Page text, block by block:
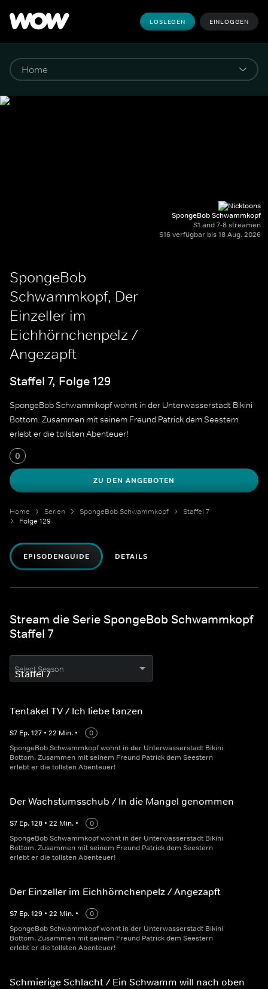
LOSLEGEN EINLOGGEN
SpongeBob Schwammkopf
S1 and 7-8 streamen
S16 verfügbar bis 18 Aug. 2026
SpongeBob
Schwammkopf, Der
Einzeller im
Eichhörnchenpelz /
Angezapft
Staffel 7, Folge 129
SpongeBob Schwammkopf wohnt in der Unterwasserstadt Bikini
Bottom. Zusammen mit seinem Freund Patrick dem Seestern
erlebt er die tollsten Abenteuer!
0
ZU DEN ANGEBOTEN
Home Serien SpongeBob Schwammkopf
Staffel 7
Folge 129
EPISODENGUIDE DETAILS
Stream die Serie SpongeBob Schwammkopf
Staffel 7
Select Season
Tentakel TV / Ich liebe tanzen
S7 Ep.127 • 22 Min. •
0
SpongeBob Schwammkopf wohnt in der Unterwasserstadt Bikini
Bottom. Zusammen mit seinem Freund Patrick dem Seestern
erlebt er die tollsten Abenteuer!
Der Wachstumsschub / In die Mangel genommen
S7 Ep.128 • 22 Min. •
0
SpongeBob Schwammkopf wohnt in der Unterwasserstadt Bikini
Bottom. Zusammen mit seinem Freund Patrick dem Seestern
erlebt er die tollsten Abenteuer!
Der Einzeller im Eichhörnchenpelz / Angezapft
S7 Ep.129 • 22 Min. •
0
SpongeBob Schwammkopf wohnt in der Unterwasserstadt Bikini
Bottom. Zusammen mit seinem Freund Patrick dem Seestern
erlebt er die tollsten Abenteuer!
Schmierige Schlacht / Ein Schwamm will nach oben